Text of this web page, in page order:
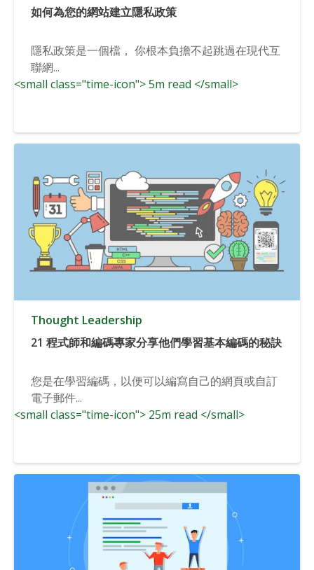
如何為您的網站建立隱私政策
隱私政策是一個檔， 你根本負擔不起跳過在現代互
聯網...
<small class="time-icon"> 5m read </small>
Thought Leadership
21 程式師和編碼專家分享他們學習基本編碼的秘訣
您是在學習編碼，以便可以編寫自己的網頁或自訂
電子郵件...
<small class="time-icon"> 25m read </small>